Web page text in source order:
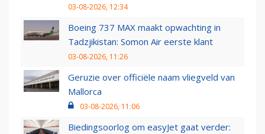
03-08-2026, 12:34
Boeing 737 MAX maakt opwachting in
Tadzjikistan: Somon Air eerste klant
03-08-2026, 11:26
Geruzie over officiële naam vliegveld van
Mallorca
03-08-2026, 11:06
Biedingsoorlog om easyJet gaat verder: